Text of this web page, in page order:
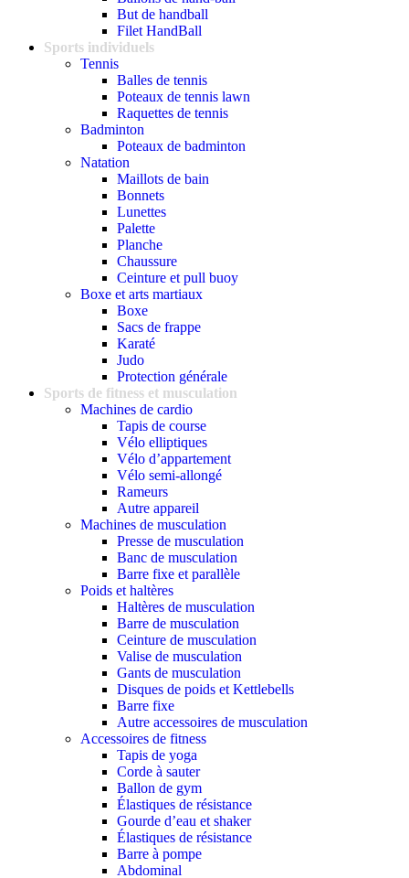
But de handball
Filet HandBall
Sports individuels
Tennis
Balles de tennis
Poteaux de tennis lawn
Raquettes de tennis
Badminton
Poteaux de badminton
Natation
Maillots de bain
Bonnets
Lunettes
Palette
Planche
Chaussure
Ceinture et pull buoy
Boxe et arts martiaux
Boxe
Sacs de frappe
Karaté
Judo
Protection générale
Sports de fitness et musculation
Machines de cardio
Tapis de course
Vélo elliptiques
Vélo d’appartement
Vélo semi-allongé
Rameurs
Autre appareil
Machines de musculation
Presse de musculation
Banc de musculation
Barre fixe et parallèle
Poids et haltères
Haltères de musculation
Barre de musculation
Ceinture de musculation
Valise de musculation
Gants de musculation
Disques de poids et Kettlebells
Barre fixe
Autre accessoires de musculation
Accessoires de fitness
Tapis de yoga
Corde à sauter
Ballon de gym
Élastiques de résistance
Gourde d’eau et shaker
Élastiques de résistance
Barre à pompe
Abdominal